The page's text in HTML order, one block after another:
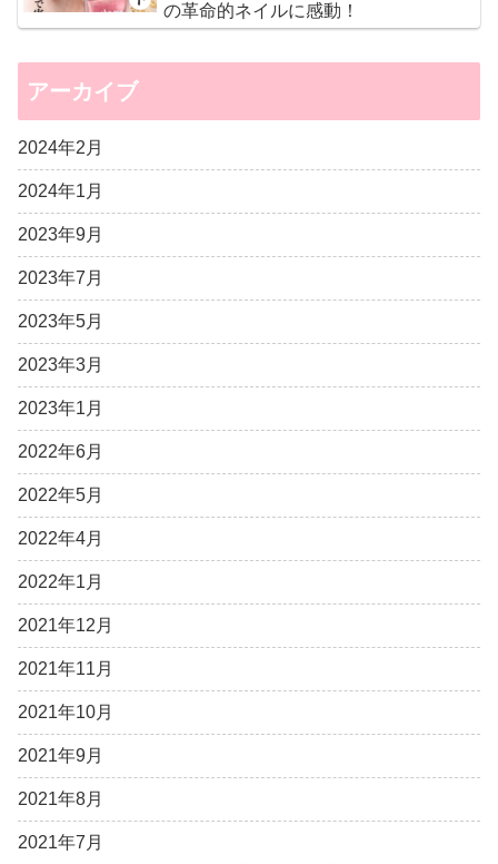
の革命的ネイルに感動！
アーカイブ
2024年2月
2024年1月
2023年9月
2023年7月
2023年5月
2023年3月
2023年1月
2022年6月
2022年5月
2022年4月
2022年1月
2021年12月
2021年11月
2021年10月
2021年9月
2021年8月
2021年7月